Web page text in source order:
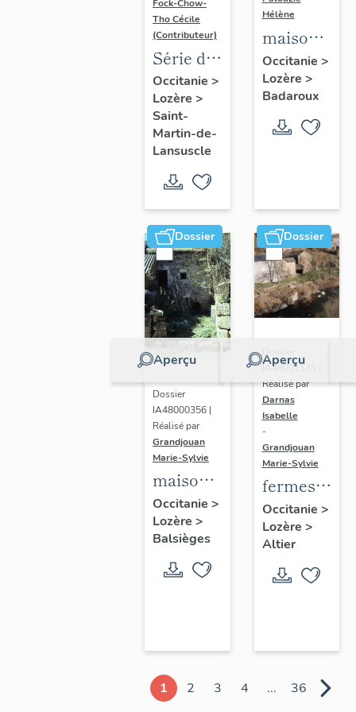
Fock-Chow-
Tho Cécile
(Contributeur)
Série de
chasse-
roues
(43)
disposés
le long
de la
Voie
royale
Occitanie >
Lozère >
Saint-
Martin-de-
Lansuscle
Hélène
maisons
et
fermes
de la
commune
Occitanie >
Lozère >
Badaroux
Dossier
Aperçu
Dossier
IA48000356 |
Réalisé par
Grandjouan
Marie-Sylvie
maisons
et
fermes
de la
commune
Occitanie >
Lozère >
Balsièges
Dossier
Aperçu
IA48901135 |
Réalisé par
Darnas
Isabelle
-
Grandjouan
Marie-Sylvie
fermes
de la
commune
d'Altier
Occitanie >
Lozère >
Altier
1 2 3 4 ... 36